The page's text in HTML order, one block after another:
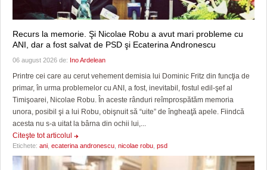
Recurs la memorie. Şi Nicolae Robu a avut mari probleme cu
ANI, dar a fost salvat de PSD şi Ecaterina Andronescu
06 august 2026 de: Ino Ardelean
Printre cei care au cerut vehement demisia lui Dominic Fritz din funcţia de
primar, în urma problemelor cu ANI, a fost, inevitabil, fostul edil-şef al
Timişoarei, Nicolae Robu. În aceste rânduri reîmprospătăm memoria
unora, posibil şi a lui Robu, obişnuit să “uite” de îngheaţă apele. Fiindcă
acesta nu s-a uitat la bârna din ochii lui,...
Citeşte tot articolul
Etichete: ani ecaterina andronescu nicolae robu psd